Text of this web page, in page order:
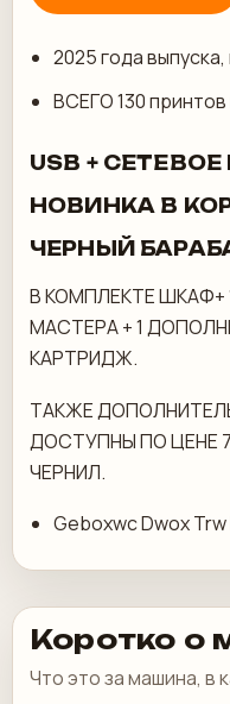
2025 года
ВСЕГО 130
USB +
НОВИНКА В
ЧЕРНЫЙ
В КОМПЛЕКТЕ
МАСТЕРА + 1
КАРТРИДЖ.
ТАКЖЕ
ДОСТУПНЫ ПО ЦЕНЕ
ЧЕРНИЛ.
Geboxwc Dwox Trw
Коротко о
Что это за машина, в